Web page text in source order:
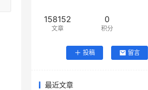
158152
文章
0
积分
投稿 留言
最近文章